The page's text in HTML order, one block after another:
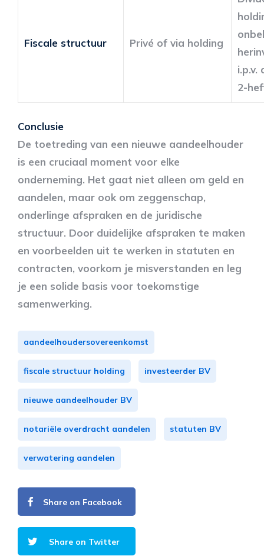
Fiscale structuur Privé of via holding
i.p.v.
2-
Conclusie
De toetreding van een nieuwe aandeelhouder
is een cruciaal moment voor elke
onderneming. Het gaat niet alleen om geld en
aandelen, maar ook om zeggenschap,
onderlinge afspraken en de juridische
structuur. Door duidelijke afspraken te maken
en voorbeelden uit te werken in statuten en
contracten, voorkom je misverstanden en leg
je een solide basis voor toekomstige
samenwerking.
aandeelhoudersovereenkomst
fiscale structuur holding investeerder BV
nieuwe aandeelhouder BV
notariële overdracht aandelen statuten BV
verwatering aandelen
Share on Facebook
Share on Twitter